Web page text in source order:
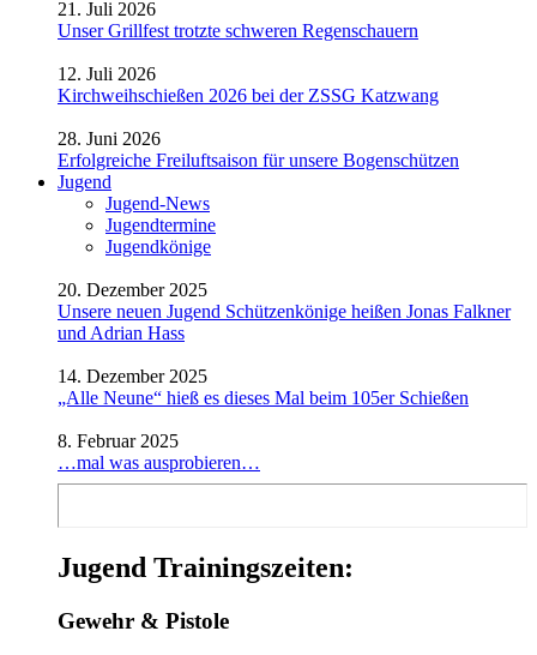
21. Juli 2026
Unser Grillfest trotzte schweren Regenschauern
12. Juli 2026
Kirchweihschießen 2026 bei der ZSSG Katzwang
28. Juni 2026
Erfolgreiche Freiluftsaison für unsere Bogenschützen
Jugend
Jugend-News
Jugendtermine
Jugendkönige
20. Dezember 2025
Unsere neuen Jugend Schützenkönige heißen Jonas Falkner
und Adrian Hass
14. Dezember 2025
„Alle Neune“ hieß es dieses Mal beim 105er Schießen
8. Februar 2025
…mal was ausprobieren…
Jugend Trainingszeiten:
Gewehr & Pistole